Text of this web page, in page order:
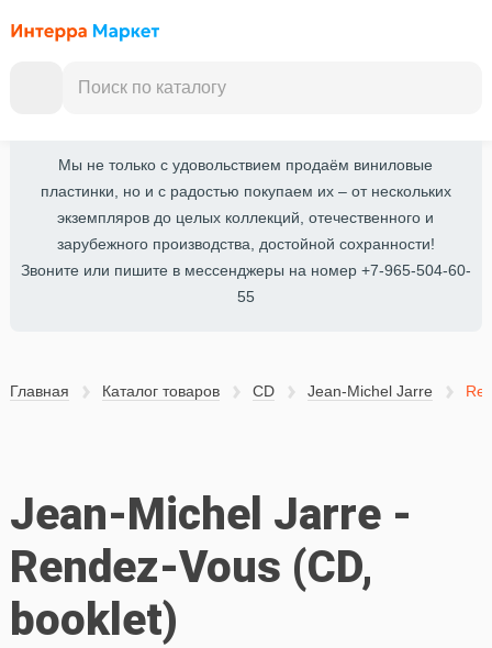
Мы не только с удовольствием продаём виниловые
пластинки, но и с радостью покупаем их – от нескольких
экземпляров до целых коллекций, отечественного и
зарубежного производства, достойной сохранности!
Звоните или пишите в мессенджеры на номер +7-965-504-60-
55
Главная Каталог товаров CD Jean-Michel Jarre
Jean-Michel Jarre -
Rendez-Vous (CD,
booklet)